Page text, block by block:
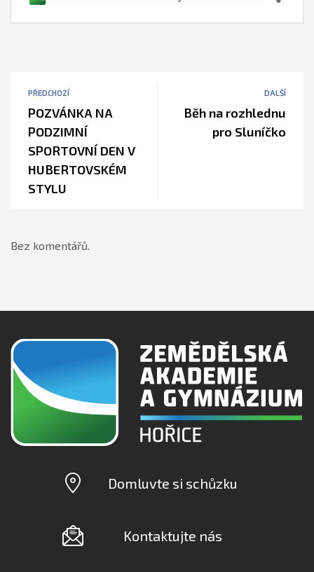
PŘEDCHOZÍ
POZVÁNKA NA
PODZIMNÍ
SPORTOVNÍ DEN V
HUBERTOVSKÉM
STYLU
DALŠÍ
Běh na rozhlednu
pro Sluníčko
Bez komentářů.
Domluvte si schůzku
Kontaktujte nás